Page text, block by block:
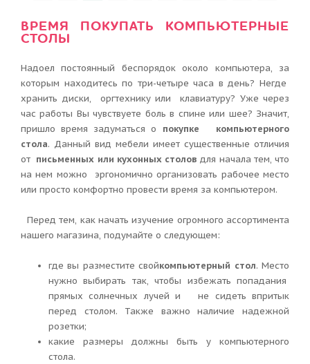
ВРЕМЯ ПОКУПАТЬ КОМПЬЮТЕРНЫЕ
СТОЛЫ
Надоел постоянный беспорядок около компьютера, за
которым находитесь по три-четыре часа в день? Негде
хранить диски, оргтехнику или клавиатуру? Уже через
час работы Вы чувствуете боль в спине или шее? Значит,
пришло время задуматься о покупке компьютерного
стола. Данный вид мебели имеет существенные отличия
от письменных или кухонных столов для начала тем, что
на нем можно эргономично организовать рабочее место
или просто комфортно провести время за компьютером.
Перед тем, как начать изучение огромного ассортимента
нашего магазина, подумайте о следующем:
где вы разместите свойкомпьютерный стол. Место
нужно выбирать так, чтобы избежать попадания
прямых солнечных лучей и не сидеть впритык
перед столом. Также важно наличие надежной
розетки;
какие размеры должны быть у компьютерного
стола.